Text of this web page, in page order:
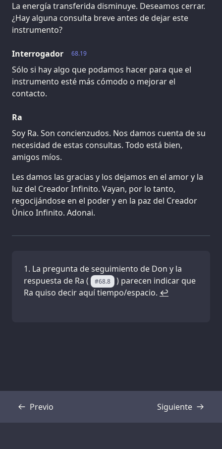
La energía transferida disminuye. Deseamos cerrar.
¿Hay alguna consulta breve antes de dejar este
instrumento?
68.19
Interrogador
Sólo si hay algo que podamos hacer para que el
instrumento esté más cómodo o mejorar el
contacto.
Ra
Soy Ra. Son concienzudos. Nos damos cuenta de su
necesidad de estas consultas. Todo está bien,
amigos míos.
Les damos las gracias y los dejamos en el amor y la
luz del Creador Infinito. Vayan, por lo tanto,
regocijándose en el poder y en la paz del Creador
Único Infinito. Adonai.
La pregunta de seguimiento de Don y la
respuesta de Ra (
#68.8
) parecen indicar que
Ra quiso decir aquí tiempo/espacio. ↩
Previo
Transcripción Siguiente
Transcripción